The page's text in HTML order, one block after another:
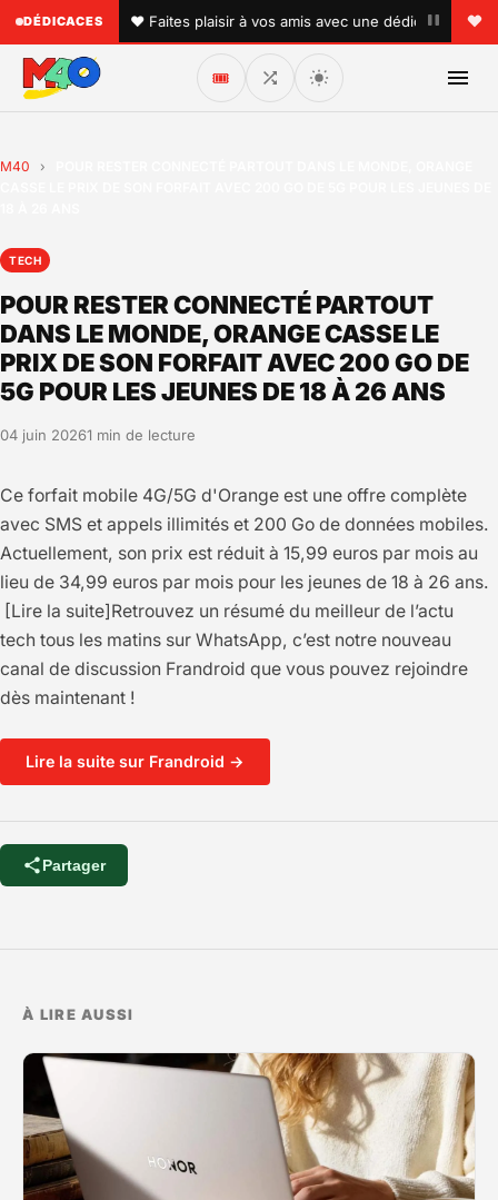
DÉDICACES
• ♥ Faites plaisir à vos amis avec une dédicace
🎟️
M40 ›
TECH
POUR RESTER CONNECTÉ PARTOUT
DANS LE MONDE, ORANGE CASSE LE
PRIX DE SON FORFAIT AVEC 200 GO DE
5G POUR LES JEUNES DE 18 À 26 ANS
04 juin 20261 min de lecture
Ce forfait mobile 4G/5G d'Orange est une offre complète
avec SMS et appels illimités et 200 Go de données mobiles.
Actuellement, son prix est réduit à 15,99 euros par mois au
lieu de 34,99 euros par mois pour les jeunes de 18 à 26 ans.
[Lire la suite]Retrouvez un résumé du meilleur de l’actu
tech tous les matins sur WhatsApp, c’est notre nouveau
canal de discussion Frandroid que vous pouvez rejoindre
dès maintenant !
Lire la suite sur Frandroid →
Partager
À LIRE AUSSI